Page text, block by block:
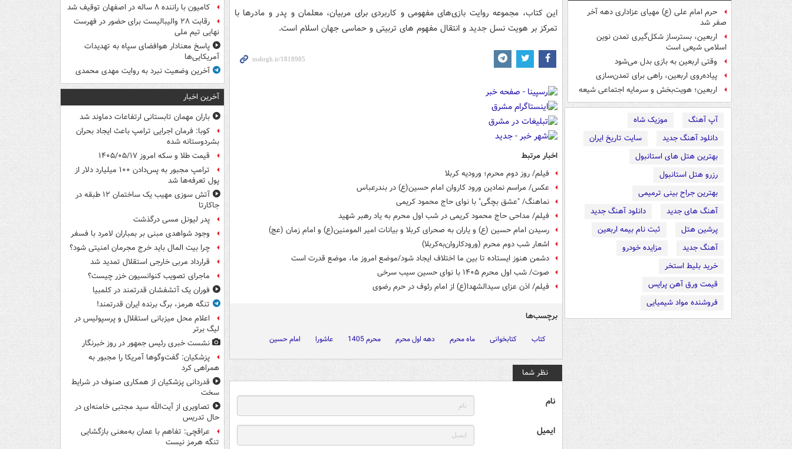
حرم امام علی (ع) مهیای عزاداری دهه آخر
صفر شد
اربعین، بسترساز شکل‌گیری تمدن نوین
اسلامی شیعی است
وقتی اربعین به بازی بدل می‌شود
پیاده‌روی اربعین، راهی برای تمدن‌سازی
اربعین؛ هویت‌بخش و سرمایه اجتماعی شیعه
آپ آهنگ
موزیک شاه
دانلود آهنگ جدید
سایت تاریخ ایران
بهترین هتل های استانبول
رزرو هتل استانبول
بهترین جراح بینی ترمیمی
آهنگ های جدید
دانلود آهنگ جدید
پرشین هتل
ثبت نام بیمه اربعین
آهنگ جدید
مزایده خودرو
خرید بلیط استخر
قیمت ورق آهن پرایس
فروشنده مواد شیمیایی
این کتاب، مجموعه روایت بازی‌های مفهومی و کاربردی برای مربیان، معلمان و پدر و مادرها با
تمرکز بر هویت نسل جدید و انتقال مفهوم های تربیتی و حماسی جهان اسلام است.
اخبار مرتبط
فیلم/ روز دوم محرم؛ ورودیه کربلا
عکس/ مراسم نمادین ورود کاروان امام حسین(ع) در بندرعباس
نماهنگ/ "عشق بچگی" با نوای حاج محمود کریمی
فیلم/ مداحی حاج محمود کریمی در شب اول محرم به یاد رهبر شهید
رسیدن امام حسین (ع) و یاران به صحرای کربلا و بیانات امیر المومنین(ع) و امام زمان (عج)
اشعار شب دوم محرم (ورودکاروان‌به‌کربلا)
دشمن هنوز ایستاده تا بین ما اختلاف ایجاد شود/موضع امروز ما، موضع قدرت است
صوت/ شب اول محرم ۱۴۰۵ با نوای حسین سیب سرخی
فیلم/ اذن عزای سیدالشهدا(ع) از امام رئوف در حرم رضوی
برچسب‌ها
کتاب کتابخوانی ماه محرم دهه اول محرم محرم 1405 عاشورا امام حسین
نظر شما
نام
ایمیل
کامیون با راننده ۸ ساله در اصفهان توقیف شد
رقابت ۲۸ والیبالیست برای حضور در فهرست
نهایی تیم ملی
پاسخ معنادار هوافضای سپاه به تهدیدات
آمریکایی‌ها
آخرین وضعیت نبرد به روایت مهدی محمدی
آخرین اخبار
باران مهمان تابستانی ارتفاعات دماوند شد
کوبا: فرمان اجرایی ترامپ باعث ایجاد بحران
بشردوستانه شده
قیمت طلا و سکه امروز ۱۴۰۵/۰۵/۱۷
ترامپ مجبور به پس‌دادن ۱۰۰ میلیارد دلار از
پول تعرفه‌ها شد
آتش سوزی مهیب یک ساختمان ۱۲ طبقه در
جاکارتا
پدر لیونل مسی درگذشت
وجود شواهدی مبنی بر بمباران لامرد با فسفر
چرا بیت المال باید خرج مجرمان امنیتی شود؟
قرارداد مربی خارجی استقلال تمدید شد
ماجرای تصویب کنوانسیون خزر چیست؟
فوران یک آتشفشان قدرتمند در کلمبیا
تنگه هرمز، برگ برنده ایران قدرتمند!
اعلام محل میزبانی استقلال و پرسپولیس در
لیگ برتر
نشست خبری رئیس جمهور در روز خبرنگار
پزشکیان: گفت‌وگوها آمریکا را مجبور به
همراهی کرد
قدردانی پزشکیان از همکاری صنوف در شرایط
سخت
تصاویری از آیت‌الله سید مجتبی خامنه‌ای در
حال تدریس
عراقچی: تفاهم با عمان به‌معنی بازگشایی
تنگه هرمز نیست